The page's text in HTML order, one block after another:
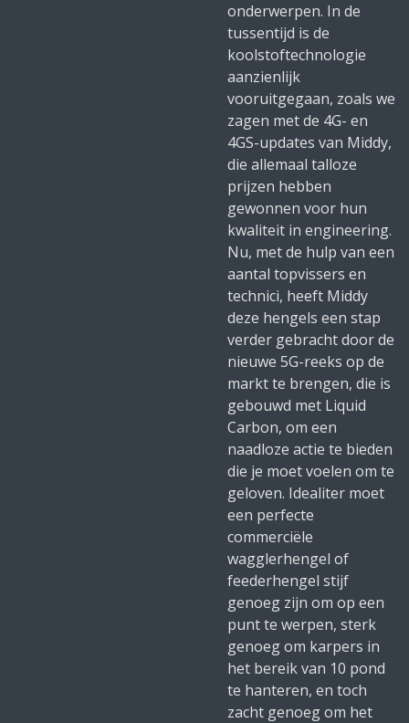
onderwerpen. In de
tussentijd is de
koolstoftechnologie
aanzienlijk
vooruitgegaan, zoals we
zagen met de 4G- en
4GS-updates van Middy,
die allemaal talloze
prijzen hebben
gewonnen voor hun
kwaliteit in engineering.
Nu, met de hulp van een
aantal topvissers en
technici, heeft Middy
deze hengels een stap
verder gebracht door de
nieuwe 5G-reeks op de
markt te brengen, die is
gebouwd met Liquid
Carbon, om een ​​
naadloze actie te bieden
die je moet voelen om te
geloven. Idealiter moet
een perfecte
commerciële
wagglerhengel of
feederhengel stijf
genoeg zijn om op een
punt te werpen, sterk
genoeg om karpers in
het bereik van 10 pond
te hanteren, en toch
zacht genoeg om het